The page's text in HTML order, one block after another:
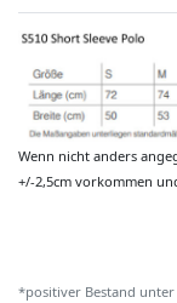
Wenn nicht anders
+/-2,5cm vorkommen
*positiver Bestand